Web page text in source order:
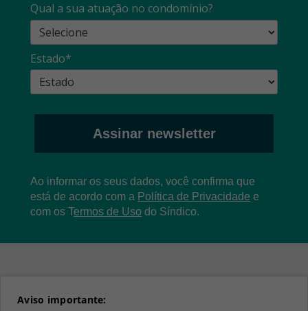
Qual a sua atuação no condomínio?
Estado*
Assinar newsletter
Ao informar os seus dados, você confirma que
está de acordo com a Política de Privacidade e
com os Termos de Uso do Síndico.
Aviso importante: